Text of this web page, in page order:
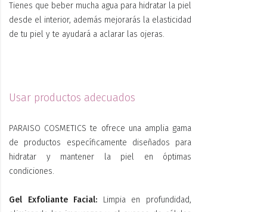
Tienes que beber mucha agua para hidratar la piel
desde el interior, además mejorarás la elasticidad
de tu piel y te ayudará a aclarar las ojeras.
Usar productos adecuados
PARAISO COSMETICS te ofrece una amplia gama
de productos específicamente diseñados para
hidratar y mantener la piel en óptimas
condiciones.
Gel Exfoliante Facial:
Limpia en profundidad,